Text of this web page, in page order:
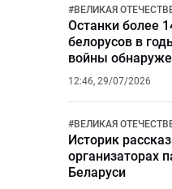
#ВЕЛИКАЯ
Останки более
белорусов в
войны
Могилева
12:46, 29/07/2026
#ВЕЛИКАЯ
Историк
организаторах
Беларуси